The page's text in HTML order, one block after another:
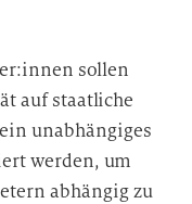
sollen
auf staatliche
unabhängiges
werden, um
abhängig zu